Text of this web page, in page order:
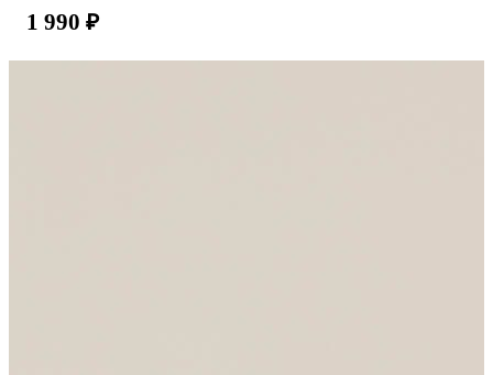
1 990 ₽